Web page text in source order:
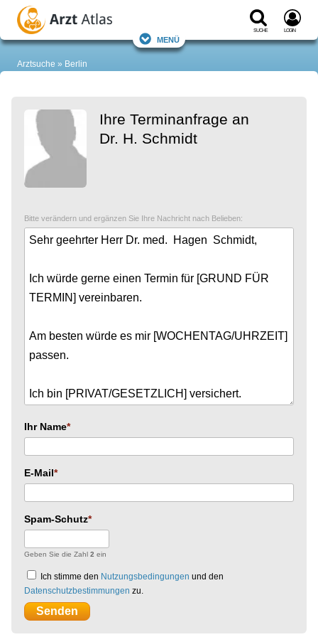
Suche Login
Menü
Arztsuche Berlin
Ihre Terminanfrage an
Dr. H. Schmidt
Bitte verändern und ergänzen Sie Ihre Nachricht nach Belieben:
Ihr Name
E-Mail
Spam-Schutz
Geben Sie die Zahl 2 ein
Ich stimme den Nutzungsbedingungen und den
Datenschutzbestimmungen zu.